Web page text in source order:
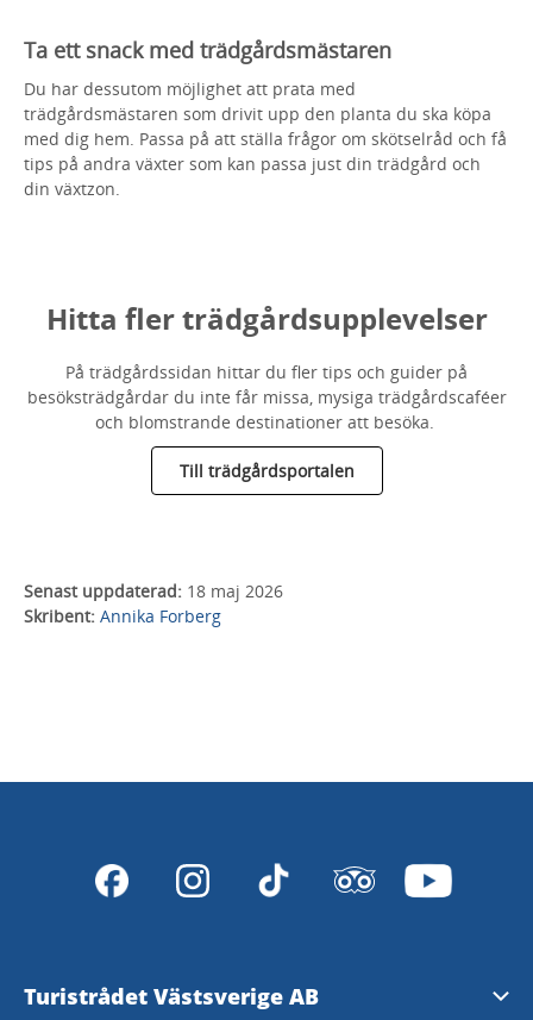
Ta ett snack med trädgårdsmästaren
Du har dessutom möjlighet att prata med
trädgårdsmästaren som drivit upp den planta du ska köpa
med dig hem. Passa på att ställa frågor om skötselråd och få
tips på andra växter som kan passa just din trädgård och
din växtzon.
Hitta fler trädgårdsupplevelser
På trädgårdssidan hittar du fler tips och guider på
besöksträdgårdar du inte får missa, mysiga trädgårdscaféer
och blomstrande destinationer att besöka.
Till trädgårdsportalen
Senast uppdaterad: 18 maj 2026
Skribent: Annika Forberg
Turistrådet Västsverige AB